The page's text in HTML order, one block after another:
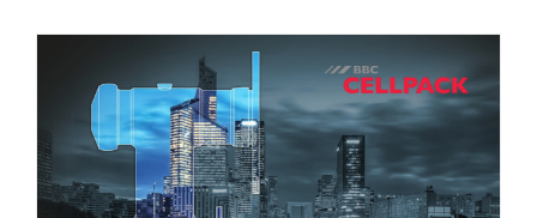
BBC Cellpack en C&S Benelux
versterken samenwerking voor